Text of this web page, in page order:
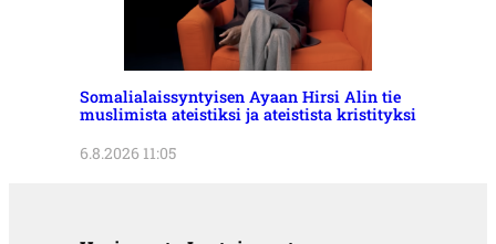
Somalialaissyntyisen Ayaan Hirsi Alin tie
muslimista ateistiksi ja ateistista kristityksi
6.8.2026 11:05